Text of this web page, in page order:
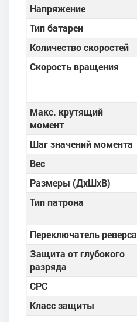
Напряжение
Тип батареи
Количество скоростей
Скорость вращения
Макс. крутящий
момент
Шаг значений момента
Вес
Размеры (ДхШхВ)
Тип патрона
Переключатель реверса
Защита от глубокого
разряда
CPC
Класс защиты